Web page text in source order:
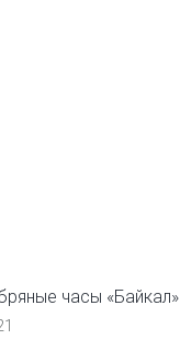
часы «Байкал»